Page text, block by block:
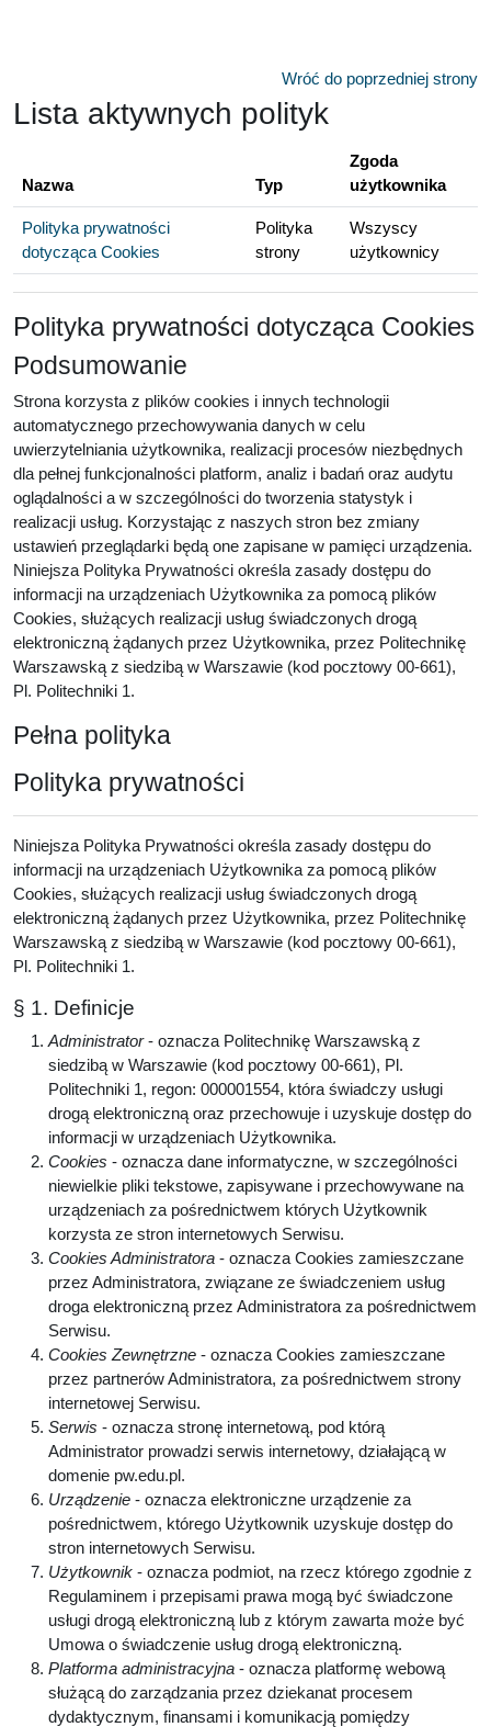
Wróć do poprzedniej strony
Lista aktywnych polityk
Nazwa Typ
Zgoda
użytkownika
Polityka prywatności
dotycząca Cookies
Polityka
strony
Wszyscy
użytkownicy
Polityka prywatności dotycząca Cookies
Podsumowanie
Strona korzysta z plików cookies i innych technologii
automatycznego przechowywania danych w celu
uwierzytelniania użytkownika, realizacji procesów niezbędnych
dla pełnej funkcjonalności platform, analiz i badań oraz audytu
oglądalności a w szczególności do tworzenia statystyk i
realizacji usług. Korzystając z naszych stron bez zmiany
ustawień przeglądarki będą one zapisane w pamięci urządzenia.
Niniejsza Polityka Prywatności określa zasady dostępu do
informacji na urządzeniach Użytkownika za pomocą plików
Cookies, służących realizacji usług świadczonych drogą
elektroniczną żądanych przez Użytkownika, przez Politechnikę
Warszawską z siedzibą w Warszawie (kod pocztowy 00-661),
Pl. Politechniki 1.
Pełna polityka
Polityka prywatności
Niniejsza Polityka Prywatności określa zasady dostępu do
informacji na urządzeniach Użytkownika za pomocą plików
Cookies, służących realizacji usług świadczonych drogą
elektroniczną żądanych przez Użytkownika, przez Politechnikę
Warszawską z siedzibą w Warszawie (kod pocztowy 00-661),
Pl. Politechniki 1.
§ 1. Definicje
Administrator- oznacza Politechnikę Warszawską z
siedzibą w Warszawie (kod pocztowy 00-661), Pl.
Politechniki 1, regon: 000001554, która świadczy usługi
drogą elektroniczną oraz przechowuje i uzyskuje dostęp do
informacji w urządzeniach Użytkownika.
Cookies - oznacza dane informatyczne, w szczególności
niewielkie pliki tekstowe, zapisywane i przechowywane na
urządzeniach za pośrednictwem których Użytkownik
korzysta ze stron internetowych Serwisu.
Cookies Administratora - oznacza Cookies zamieszczane
przez Administratora, związane ze świadczeniem usług
droga elektroniczną przez Administratora za pośrednictwem
Serwisu.
Cookies Zewnętrzne - oznacza Cookies zamieszczane
przez partnerów Administratora, za pośrednictwem strony
internetowej Serwisu.
Serwis - oznacza stronę internetową, pod którą
Administrator prowadzi serwis internetowy, działającą w
domenie pw.edu.pl.
Urządzenie - oznacza elektroniczne urządzenie za
pośrednictwem, którego Użytkownik uzyskuje dostęp do
stron internetowych Serwisu.
Użytkownik - oznacza podmiot, na rzecz którego zgodnie z
Regulaminem i przepisami prawa mogą być świadczone
usługi drogą elektroniczną lub z którym zawarta może być
Umowa o świadczenie usług drogą elektroniczną.
Platforma administracyjna - oznacza platformę webową
służącą do zarządzania przez dziekanat procesem
dydaktycznym, finansami i komunikacją pomiędzy